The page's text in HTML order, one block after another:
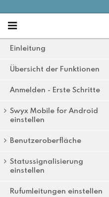
Einleitung
Übersicht der Funktionen
Anmelden - Erste Schritte
Swyx Mobile for Android
einstellen
Benutzeroberfläche
Statussignalisierung
einstellen
Rufumleitungen einstellen